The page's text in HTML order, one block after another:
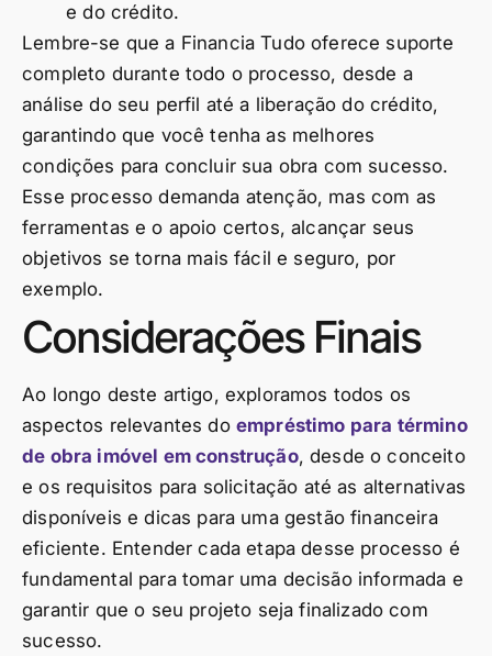
e do crédito.
Lembre-se que a Financia Tudo oferece suporte
completo durante todo o processo, desde a
análise do seu perfil até a liberação do crédito,
garantindo que você tenha as melhores
condições para concluir sua obra com sucesso.
Esse processo demanda atenção, mas com as
ferramentas e o apoio certos, alcançar seus
objetivos se torna mais fácil e seguro, por
exemplo.
Considerações Finais
Ao longo deste artigo, exploramos todos os
aspectos relevantes do empréstimo para término
de obra imóvel em construção, desde o conceito
e os requisitos para solicitação até as alternativas
disponíveis e dicas para uma gestão financeira
eficiente. Entender cada etapa desse processo é
fundamental para tomar uma decisão informada e
garantir que o seu projeto seja finalizado com
sucesso.